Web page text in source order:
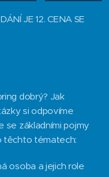
JE 12. CENA SE
dobrý? Jak
si odpovíme
se základními pojmy
těchto tématech:
osoba a jejich role